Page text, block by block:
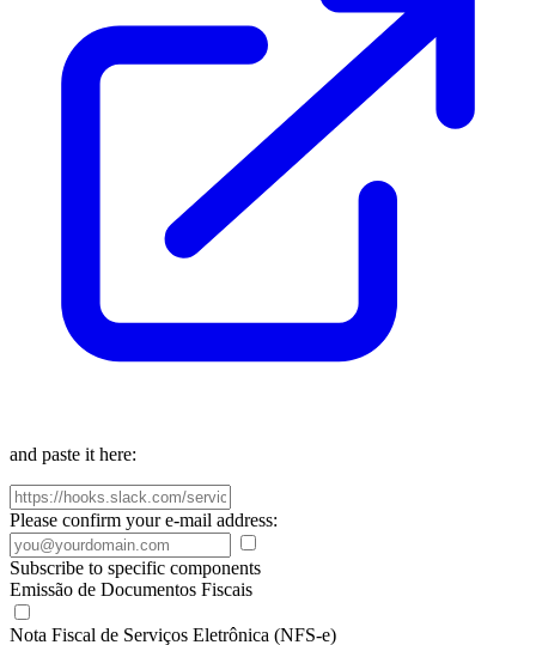
and paste it here:
Please confirm your e-mail address:
Subscribe to specific components
Emissão de Documentos Fiscais
Nota Fiscal de Serviços Eletrônica (NFS-e)